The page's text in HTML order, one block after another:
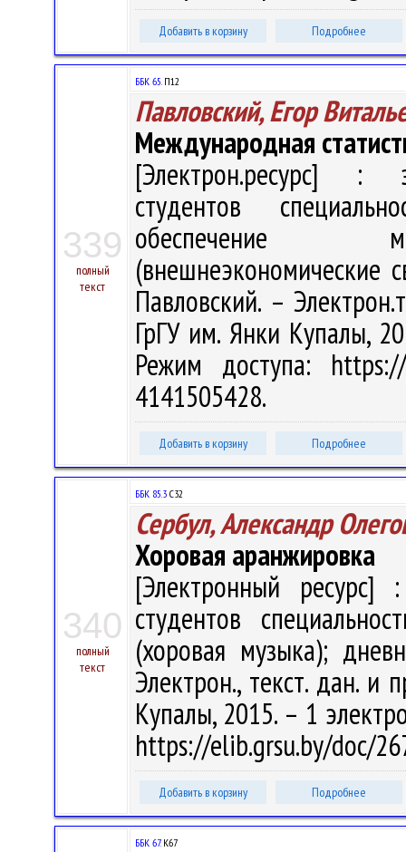
Добавить в корзину Подробнее
339
полный
текст
ББК 65.П12
Павловский, Егор
Международная
[Электрон.ресурс] :
студентов
обеспечение
(внешнеэкономические
Павловский. –
ГрГУ им. Янки Купалы,
Режим доступа:
4141505428.
Добавить в корзину Подробнее
340
полный
текст
ББК 85.3 С32
Сербул, Александр
Хоровая аранжировка
[Электронный ресурс]
студентов
(хоровая музыка);
Электрон., текст. дан. и
Купалы, 2015. – 1
https://elib.grsu.by/doc/
Добавить в корзину Подробнее
ББК 67.К67